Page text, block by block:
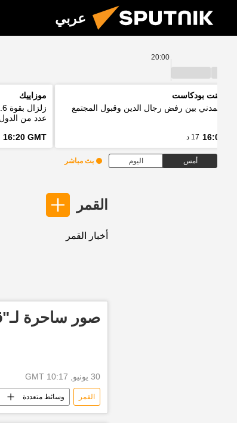
عربي
20:00
بوينت بودكاست
المدني بين رفض رجال الدين وقبول المجتمع
16:03 17 د
موزاييك
عدد من
16:20 GMT
أمس اليوم بث مباشر
القمر
أخبار القمر
صور ساحرة
30 يونيو, 10:17 GMT
القمر وسائط متعددة